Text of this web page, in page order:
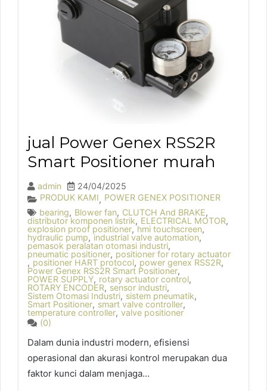
jual Power Genex RSS2R
Smart Positioner murah
admin
24/04/2025
PRODUK KAMI, POWER GENEX POSITIONER
bearing, Blower fan, CLUTCH And BRAKE,
distributor komponen listrik, ELECTRICAL MOTOR,
explosion proof positioner, hmi touchscreen,
hydraulic pump, industrial valve automation,
pemasok peralatan otomasi industri,
pneumatic positioner, positioner for rotary actuator
, positioner HART protocol, power genex RSS2R,
Power Genex RSS2R Smart Positioner,
POWER SUPPLY, rotary actuator control,
ROTARY ENCODER, sensor industri,
Sistem Otomasi Industri, sistem pneumatik,
Smart Positioner, smart valve controller,
temperature controller, valve positioner
(0)
Dalam dunia industri modern, efisiensi
operasional dan akurasi kontrol merupakan dua
faktor kunci dalam menjaga...